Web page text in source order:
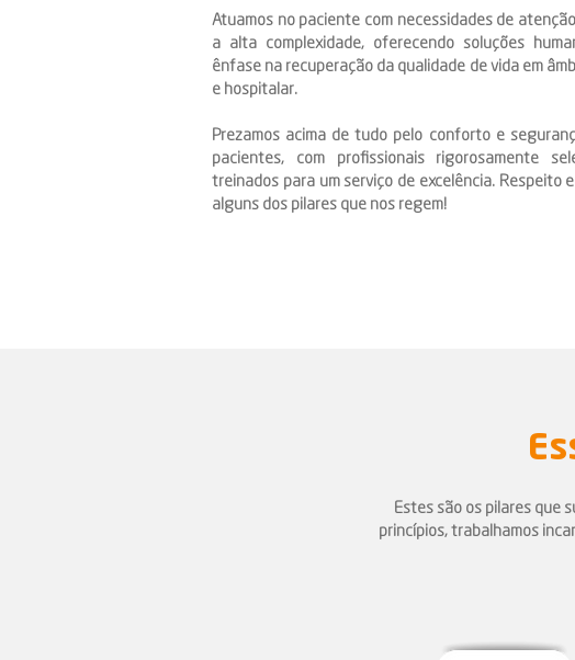
Atuamos no paciente com necessidades de
a alta complexidade, oferecendo soluções
ênfase na recuperação da qualidade de vida em
e hospitalar.
Prezamos acima de tudo pelo conforto e
pacientes, com profissionais rigorosamente
treinados para um serviço de excelência. Respeito
alguns dos pilares que nos regem!
Estes são os pilares que
princípios, trabalhamos